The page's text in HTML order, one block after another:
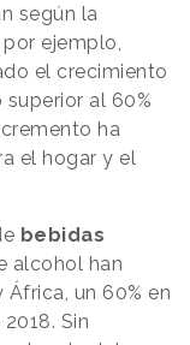
según la
ejemplo,
el crecimiento
al 60%
ha
el hogar y el
bebidas
alcohol han
África, un 60% en
Sin